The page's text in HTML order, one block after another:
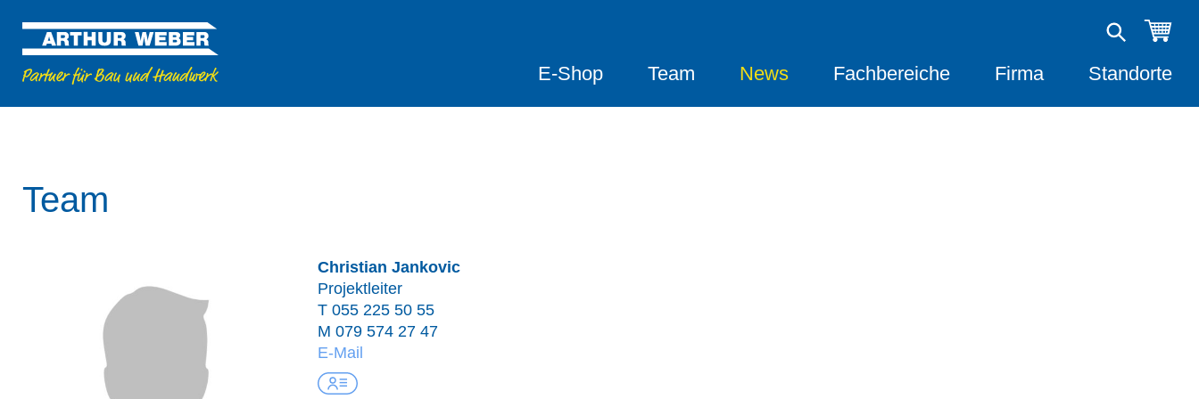
E-Shop Team News Fachbereiche Firma Standorte
Team
Christian Jankovic
Projektleiter
T 055 225 50 55
M 079 574 27 47
E-Mail